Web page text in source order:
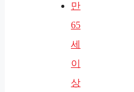
만
65
세
이
상